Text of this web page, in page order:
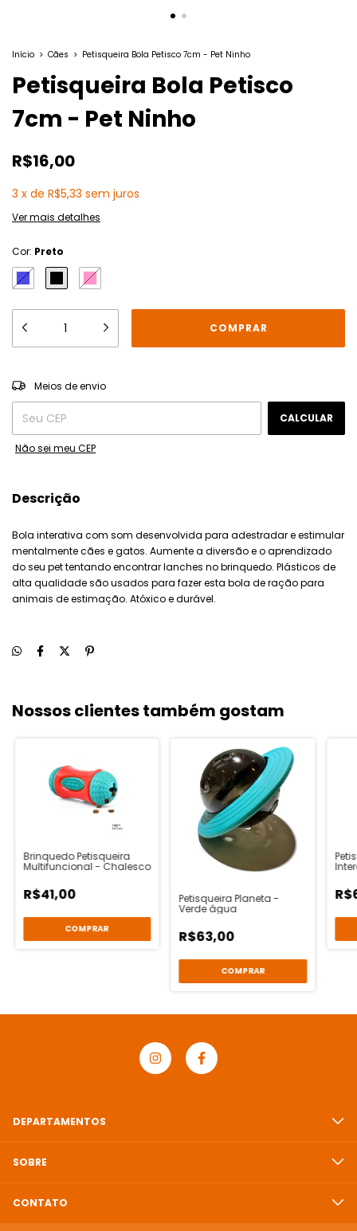
Início > Cães > Petisqueira Bola Petisco 7cm - Pet Ninho
Petisqueira Bola Petisco
7cm - Pet Ninho
R$16,00
3 x de R$5,33 sem juros
Ver mais detalhes
Cor: Preto
Entregas para o CEP:
Meios de envio
CALCULAR
Não sei meu CEP
Descrição
Bola interativa com som desenvolvida para adestradar e estimular
mentalmente cães e gatos. Aumente a diversão e o aprendizado
do seu pet tentando encontrar lanches no brinquedo. Plásticos de
alta qualidade são usados para fazer esta bola de ração para
animais de estimação. Atóxico e durável.
Nossos clientes também gostam
Brinquedo Petisqueira
Multifuncional - Chalesco
R$41,00 Petisqueira Planeta -
Verde água
R$63,00
COMPRAR
DEPARTAMENTOS
SOBRE
CONTATO